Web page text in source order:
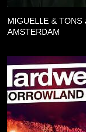
MIGUELLE & TONS
AMSTERDAM